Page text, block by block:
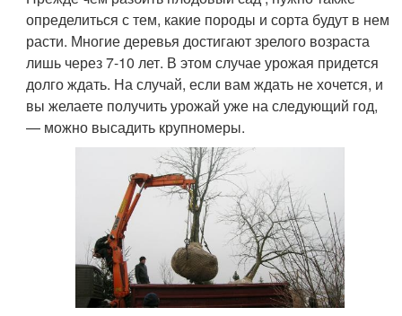
определиться с тем, какие породы и сорта будут в нем
расти. Многие деревья достигают зрелого возраста
лишь через 7-10 лет. В этом случае урожая придется
долго ждать. На случай, если вам ждать не хочется, и
вы желаете получить урожай уже на следующий год,
— можно высадить крупномеры.